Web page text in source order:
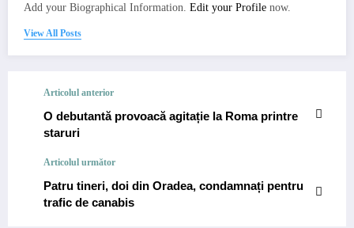
Add your Biographical Information. Edit your Profile now.
View All Posts
Articolul anterior
O debutantă provoacă agitație la Roma printre
staruri
Articolul următor
Patru tineri, doi din Oradea, condamnați pentru
trafic de canabis